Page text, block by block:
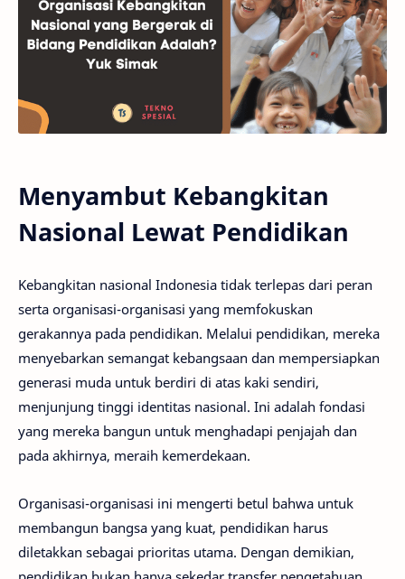
Menyambut Kebangkitan
Nasional Lewat Pendidikan
Kebangkitan nasional Indonesia tidak terlepas dari peran
serta organisasi-organisasi yang memfokuskan
gerakannya pada pendidikan. Melalui pendidikan, mereka
menyebarkan semangat kebangsaan dan mempersiapkan
generasi muda untuk berdiri di atas kaki sendiri,
menjunjung tinggi identitas nasional. Ini adalah fondasi
yang mereka bangun untuk menghadapi penjajah dan
pada akhirnya, meraih kemerdekaan.
Organisasi-organisasi ini mengerti betul bahwa untuk
membangun bangsa yang kuat, pendidikan harus
diletakkan sebagai prioritas utama. Dengan demikian,